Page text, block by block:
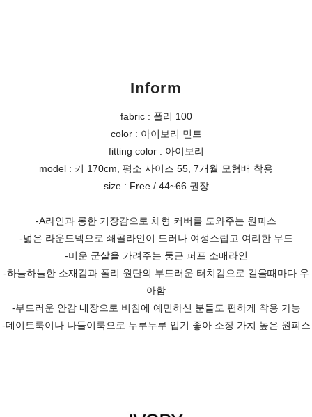
Inform
fabric : 폴리 100
color : 아이보리 민트
fitting color : 아이보리
model : 키 170cm, 평소 사이즈 55, 7개월 모형배 착용
size : Free / 44~66 권장
-A라인과 롱한 기장감으로 체형 커버를 도와주는 원피스
-넓은 라운드넥으로 쇄골라인이 드러나 여성스럽고 여리한 무드
-미운 군살을 가려주는 둥근 퍼프 소매라인
-하늘하늘한 소재감과 폴리 원단의 부드러운 터치감으로 걸을때마다 우
아함
-부드러운 안감 내장으로 비침에 예민하신 분들도 편하게 착용 가능
-데이트룩이나 나들이룩으로 두루두루 입기 좋아 소장 가치 높은 원피스